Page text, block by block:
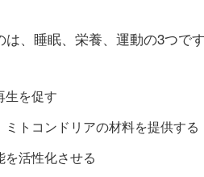
、睡眠、栄養、運動の3つで
生を促す
トコンドリアの材料を提供する
活性化させる